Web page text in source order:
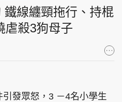
東周專欄
鐵線纏頸拖行、持棍
虐殺3狗母子
發眾怒，3 －4名小學生